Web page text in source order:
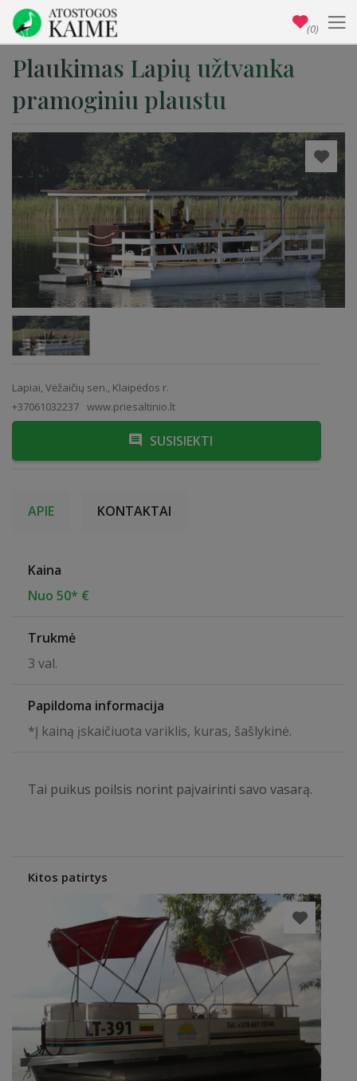
Plaukimas Lapių užtvanka
pramoginiu plaustu
Lapiai, Vėžaičių sen., Klaipėdos r.
+37061032237 www.priesaltinio.lt
SUSISIEKTI
APIE KONTAKTAI
Kaina
Nuo 50* €
Trukmė
3 val.
Papildoma informacija
*Į kainą įskaičiuota variklis, kuras, šašlykinė.
Tai puikus poilsis norint paįvairinti savo vasarą.
Kitos patirtys
(0)